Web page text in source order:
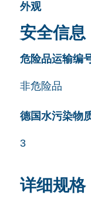
外观
安全信息
危险品运输编
非危险品
德国水污染物
3
详细规格